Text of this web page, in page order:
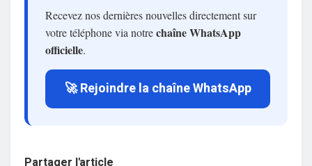
Recevez nos dernières nouvelles directement sur
votre téléphone via notrechaîne WhatsApp
officielle.
🚀 Rejoindre la chaîne WhatsApp
Partager l'article